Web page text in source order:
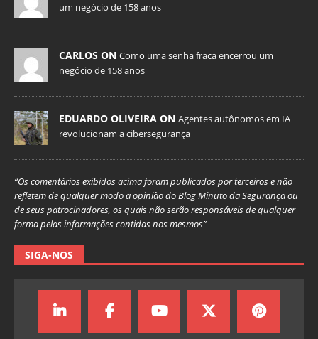
um negócio de 158 anos
CARLOS ON Como uma senha fraca encerrou um
negócio de 158 anos
EDUARDO OLIVEIRA ON Agentes autônomos em IA
revolucionam a cibersegurança
“Os comentários exibidos acima foram publicados por terceiros e não
refletem de qualquer modo a opinião do Blog Minuto da Segurança ou
de seus patrocinadores, os quais não serão responsáveis de qualquer
forma pelas informações contidas nos mesmos”
SIGA-NOS